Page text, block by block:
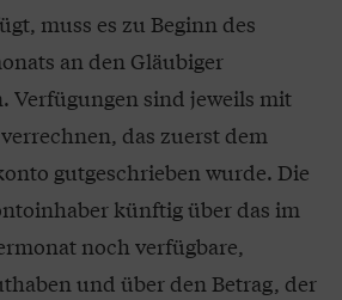
muss es zu Beginn des
an den Gläubiger
Verfügungen sind jeweils mit
das zuerst dem
gutgeschrieben wurde. Die
künftig über das im
noch verfügbare,
und über den Betrag, der